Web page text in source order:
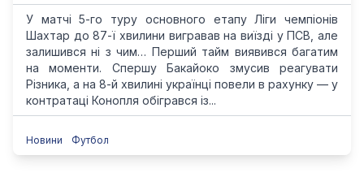
У матчі 5-го туру основного етапу Ліги чемпіонів
Шахтар до 87-ї хвилини вигравав на виїзді у ПСВ, але
залишився ні з чим… Перший тайм виявився багатим
на моменти. Спершу Бакайоко змусив реагувати
Різника, а на 8-й хвилині українці повели в рахунку — у
контратаці Конопля обігрався із...
Новини Футбол